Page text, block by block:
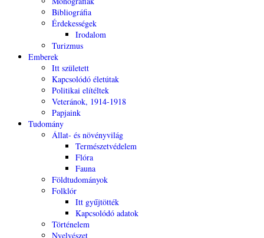
Bibliográfia
Érdekességek
Irodalom
Turizmus
Emberek
Itt született
Kapcsolódó életútak
Politikai elítéltek
Veteránok, 1914-1918
Papjaink
Tudomány
Állat- és növényvilág
Természetvédelem
Flóra
Fauna
Földtudományok
Folklór
Itt gyűjtötték
Kapcsolódó adatok
Történelem
Nyelvészet